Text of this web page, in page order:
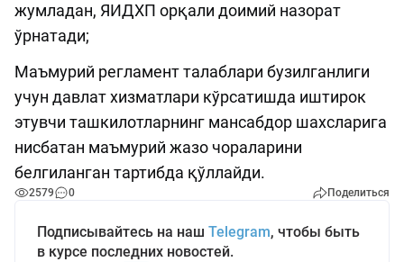
жумладан, ЯИДХП орқали доимий назорат
ўрнатади;
Маъмурий регламент талаблари бузилганлиги
учун давлат хизматлари кўрсатишда иштирок
этувчи ташкилотларнинг мансабдор шахсларига
нисбатан маъмурий жазо чораларини
белгиланган тартибда қўллайди.
2579 0 Поделиться
Подписывайтесь на наш Telegram, чтобы быть
в курсе последних новостей.